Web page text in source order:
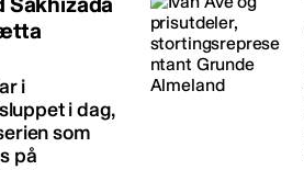
i
i dag,
som
på